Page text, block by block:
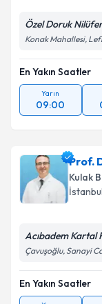
Özel Doruk
Konak Mahallesi,
En Yakın Saatler
Yarın
09:00
Prof.
Kulak
İstanbul
Acıbadem Kartal
Çavuşoğlu, Sanayi
En Yakın Saatler